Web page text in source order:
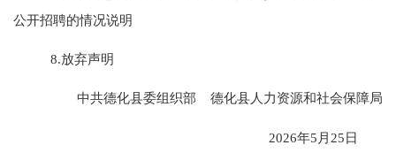
公开招聘的情况说明
8.放弃声明
中共德化县委组织部 德化县人力资源和社会保障局
2026年5月25日